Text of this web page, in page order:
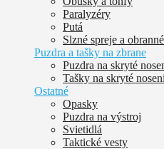
Paralyzéry
Putá
Slzné spreje a
Puzdra a tašky na zbrane
Puzdra na skryté
Tašky na skryté
Ostatné
Opasky
Puzdra na výstroj
Svietidlá
Taktické vesty